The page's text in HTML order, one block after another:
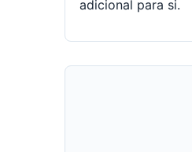
adicional para si.